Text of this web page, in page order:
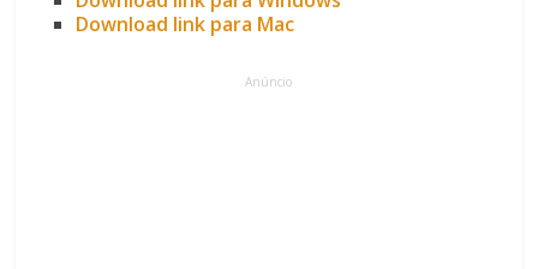
Download link para Mac
Anúncio